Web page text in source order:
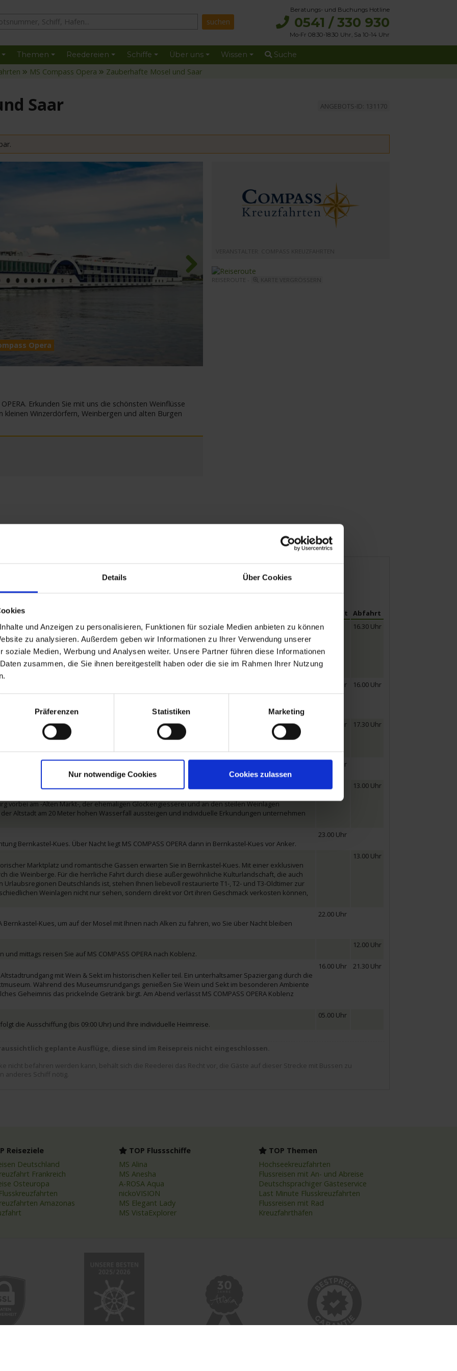
Details Über Cookies
und Anzeigen zu personalisieren, Funktionen für soziale Medien anbieten zu können
zu analysieren. Außerdem geben wir Informationen zu Ihrer Verwendung unserer
soziale Medien, Werbung und Analysen weiter. Unsere Partner führen diese Informationen
zusammen, die Sie ihnen bereitgestellt haben oder die sie im Rahmen Ihrer Nutzung
Präferenzen Statistiken Marketing
Nur notwendige Cookies Cookies zulassen
Beratungs- und Buchungs Hotline
0541 / 330 930
Mo-Fr 08:30-18:30 Uhr, Sa 10-14 Uhr
Themen Reedereien Schiffe Über uns Wissen Suche
MS Compass Opera Zauberhafte Mosel und Saar
Saar ANGEBOTS-ID: 131170
Opera
Next
Erkunden Sie mit uns die schönsten Weinflüsse
kleinen Winzerdörfern, Weinbergen und alten Burgen
REISEROUTE -
Mobilität
bis zum 14.07.2025
Ankunft
Abfahrt
wir Sie in Köln an Bord von MS COMPASS OPERA. Um 16:30 Uhr heißt es bereits „Leinen los“
Schiff vertraut zu machen und im Panorama-Salon oder vom Sonnendeck aus das erste
Am Abend lädt Sie der Kreuzfahrtleiter zu einem Begrüßungscocktail ein, bevor Sie im Anschluss
Sie den Abend bei Livemusik im Panorama-Salon von MS COMPASS OPERA.
16.30 Uhr
Cochem. Ein bezauberndes Städtchen direkt an der Mosel, welches Sie mit seiner schönen Altstadt
die Mosel zu erfahren. Am Nachmittag verlassen Sie Cochem Richtung Trier.
09.00 Uhr 16.00 Uhr
im Zeichen der Römer. Von diesen als -Augusta Treverorum- gegründet, ist Trier mit seiner 2000-
Städte Deutschlands. Hier begegnen Sie einzigartigen Zeugnissen einer spannenden
Sie bereits Saarburg.
07.00 Uhr 17.30 Uhr
22.00 Uhr
vorbei am -Alten Markt-, der ehemaligen Glockengiesserei und an den steilen Weinlagen
Altstadt am 20 Meter hohen Wasserfall aussteigen und individuelle Erkundungen unternehmen
13.00 Uhr
Bernkastel-Kues. Über Nacht liegt MS COMPASS OPERA dann in Bernkastel-Kues vor Anker.
23.00 Uhr
Marktplatz und romantische Gassen erwarten Sie in Bernkastel-Kues. Mit einer exklusiven
die Weinberge. Für die herrliche Fahrt durch diese außergewöhnliche Kulturlandschaft, die auch
Deutschlands ist, stehen Ihnen liebevoll restaurierte T1-, T2- und T3-Oldtimer zur
Weinlagen nicht nur sehen, sondern direkt vor Ort ihren Geschmack verkosten können,
13.00 Uhr
Bernkastel-Kues, um auf der Mosel mit Ihnen nach Alken zu fahren, wo Sie über Nacht bleiben
22.00 Uhr
mittags reisen Sie auf MS COMPASS OPERA nach Koblenz.
12.00 Uhr
mit Wein & Sekt im historischen Keller teil. Ein unterhaltsamer Spaziergang durch die
Während des Museumsrundgangs genießen Sie Wein und Sekt im besonderen Ambiente
Geheimnis das prickelnde Getränk birgt. Am Abend verlässt MS COMPASS OPERA Koblenz
16.00 Uhr 21.30 Uhr
die Ausschiffung (bis 09:00 Uhr) und Ihre individuelle Heimreise.
05.00 Uhr
geplante Ausflüge, diese sind im Reisepreis nicht eingeschlossen.
nicht befahren werden kann, behält sich die Reederei das Recht vor, die Gäste auf dieser Strecke mit Bussen zu
anderes Schiff nötig.
Reiseziele
Deutschland
Frankreich
Osteuropa
Amazonas
TOP Flussschiffe
MS Alina
MS Anesha
A-ROSA Aqua
nickoVISION
MS Elegant Lady
MS VistaExplorer
TOP Themen
Hochseekreuzfahrten
Flussreisen mit An- und Abreise
Deutschsprachiger Gästeservice
Last Minute Flusskreuzfahrten
Flussreisen mit Rad
Kreuzfahrthäfen